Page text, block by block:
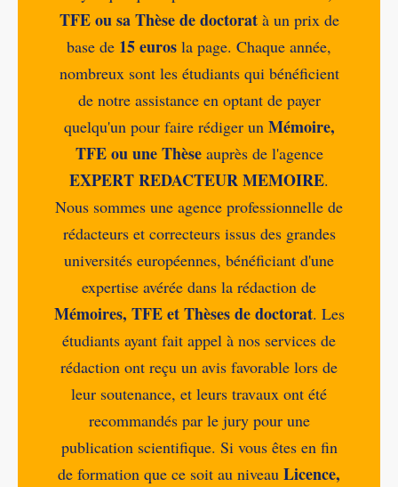
TFE ou sa Thèse de doctorat à un prix de
base de 15 euros la page. Chaque année,
nombreux sont les étudiants qui bénéficient
de notre assistance en optant de payer
quelqu'un pour faire rédiger un Mémoire,
TFE ou une Thèseauprès de l'agence
EXPERT REDACTEUR MEMOIRE.
Nous sommes une agence professionnelle de
rédacteurs et correcteurs issus des grandes
universités européennes, bénéficiant d'une
expertise avérée dans la rédaction de
Mémoires, TFE et Thèses de doctorat. Les
étudiants ayant fait appel à nos services de
rédaction ont reçu un avis favorable lors de
leur soutenance, et leurs travaux ont été
recommandés par le jury pour une
publication scientifique. Si vous êtes en fin
de formation que ce soit au niveau Licence,